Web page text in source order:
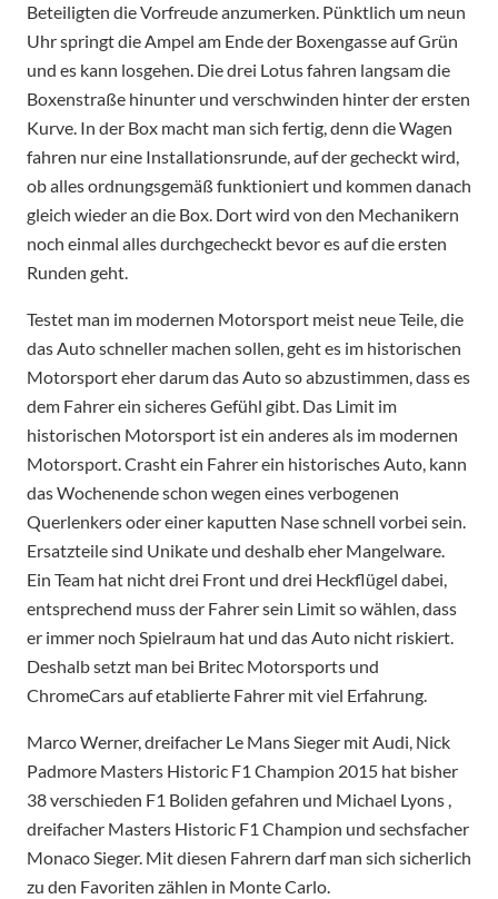
Beteiligten die Vorfreude anzumerken. Pünktlich um neun
Uhr springt die Ampel am Ende der Boxengasse auf Grün
und es kann losgehen. Die drei Lotus fahren langsam die
Boxenstraße hinunter und verschwinden hinter der ersten
Kurve. In der Box macht man sich fertig, denn die Wagen
fahren nur eine Installationsrunde, auf der gecheckt wird,
ob alles ordnungsgemäß funktioniert und kommen danach
gleich wieder an die Box. Dort wird von den Mechanikern
noch einmal alles durchgecheckt bevor es auf die ersten
Runden geht.
Testet man im modernen Motorsport meist neue Teile, die
das Auto schneller machen sollen, geht es im historischen
Motorsport eher darum das Auto so abzustimmen, dass es
dem Fahrer ein sicheres Gefühl gibt. Das Limit im
historischen Motorsport ist ein anderes als im modernen
Motorsport. Crasht ein Fahrer ein historisches Auto, kann
das Wochenende schon wegen eines verbogenen
Querlenkers oder einer kaputten Nase schnell vorbei sein.
Ersatzteile sind Unikate und deshalb eher Mangelware.
Ein Team hat nicht drei Front und drei Heckflügel dabei,
entsprechend muss der Fahrer sein Limit so wählen, dass
er immer noch Spielraum hat und das Auto nicht riskiert.
Deshalb setzt man bei Britec Motorsports und
ChromeCars auf etablierte Fahrer mit viel Erfahrung.
Marco Werner, dreifacher Le Mans Sieger mit Audi, Nick
Padmore Masters Historic F1 Champion 2015 hat bisher
38 verschieden F1 Boliden gefahren und Michael Lyons ,
dreifacher Masters Historic F1 Champion und sechsfacher
Monaco Sieger. Mit diesen Fahrern darf man sich sicherlich
zu den Favoriten zählen in Monte Carlo.